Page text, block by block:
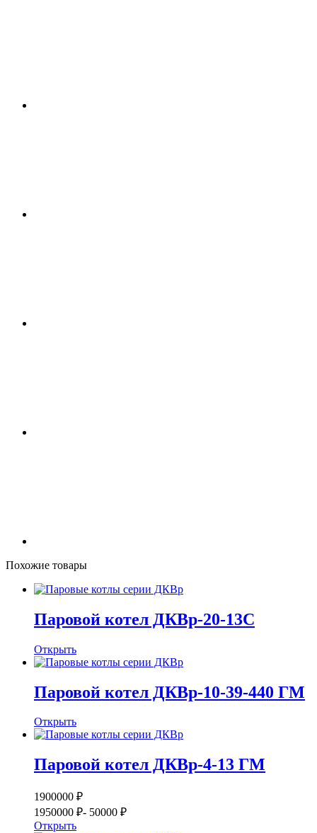
Похожие товары
Паровой котел ДКВр-20-13С
Открыть
Паровой котел ДКВр-10-39-440 ГМ
Открыть
Паровой котел ДКВр-4-13 ГМ
1900000 ₽
1950000 ₽- 50000 ₽
Открыть